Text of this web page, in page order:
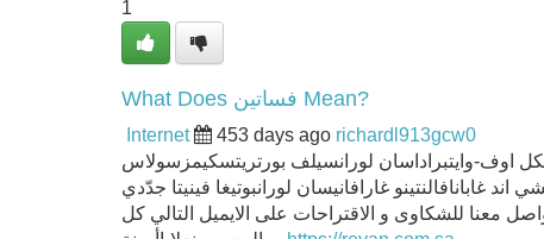
1
What Does فساتين Mean?
Internet 453 days ago richardl913gcw0
اوف-وايتبراداسان لورانسيلف بورتريتسكيمزسولاس
غابانافالنتينو غارافانيسان لورانبوتيغا فينيتا جدّدي
معنا للشكاوى و الاقتراحات على الايميل التالي كل